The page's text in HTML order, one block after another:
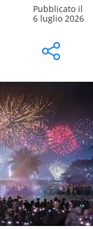
Pubblicato il
6 luglio 2026